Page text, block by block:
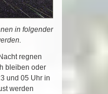
in folgender
regnen
bleiben oder
und 05 Uhr in
werden